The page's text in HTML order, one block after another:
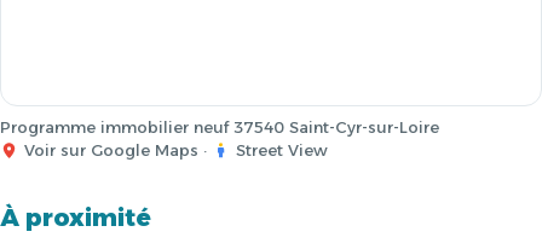
Programme immobilier neuf 37540 Saint-Cyr-sur-Loire
Voir sur Google Maps · Street View
À proximité